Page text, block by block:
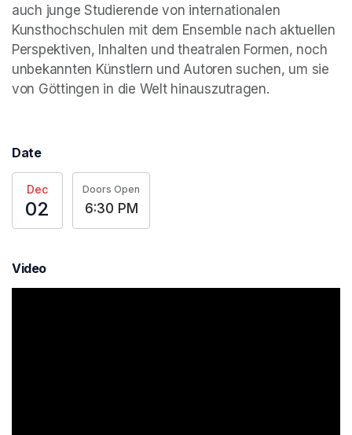
auch junge Studierende von internationalen
Kunsthochschulen mit dem Ensemble nach aktuellen
Perspektiven, Inhalten und theatralen Formen, noch
unbekannten Künstlern und Autoren suchen, um sie
von Göttingen in die Welt hinauszutragen.
Date
Dec
02
Doors Open
6:30 PM
Video